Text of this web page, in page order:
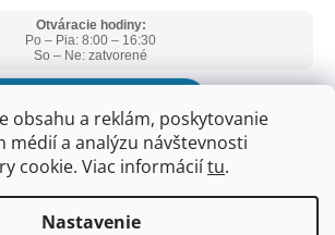
obsahu a reklám, poskytovanie
médií a analýzu návštevnosti
cookie. Viac informáciítu.
Nastavenie
Otváracie hodiny:
Po – Pia: 8:00 – 16:30
So – Ne: zatvorené